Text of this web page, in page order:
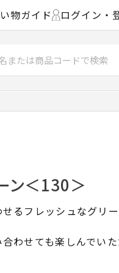
物ガイド ログイン・
ン＜130＞
るフレッシュなグリ
わせても楽しんでい